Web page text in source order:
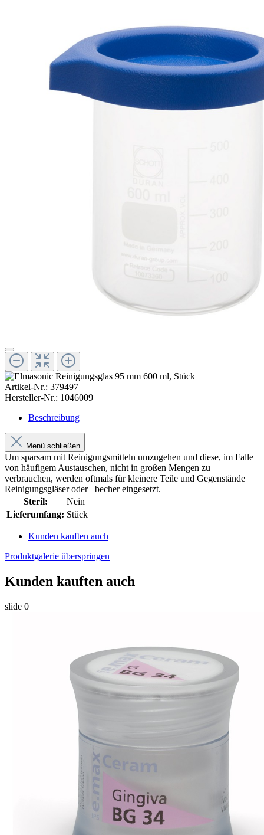
Artikel-Nr.: 379497
Hersteller-Nr.: 1046009
Beschreibung
Menü schließen
Um sparsam mit Reinigungsmitteln umzugehen und diese, im Falle
von häufigem Austauschen, nicht in großen Mengen zu
verbrauchen, werden oftmals für kleinere Teile und Gegenstände
Reinigungsgläser oder –becher eingesetzt.
Steril:
Nein
Lieferumfang: Stück
Kunden kauften auch
Produktgalerie überspringen
Kunden kauften auch
slide 0